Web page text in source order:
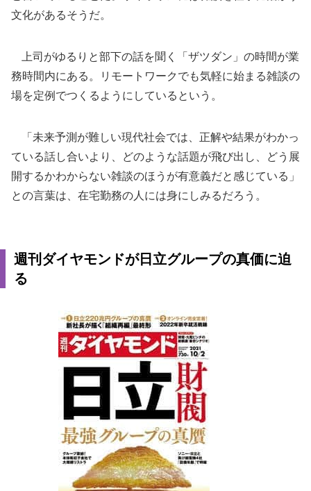
文化があるそうだ。
上司がゆるりと部下の話を聞く「ザツダン」の時間が業
務時間内にある。リモートワークでも気軽に始まる雑談の
場を定例でつくるようにしているという。
「未来予測が難しい現代社会では、正解や結果がわかっ
ている話し合いより、どのような話題が飛び出し、どう展
開するかわからない雑談のほうが有意義だと感じている」
との言葉は、在宅勤務の人には身にしみるだろう。
週刊ダイヤモンドが日立グループの真価に迫
る